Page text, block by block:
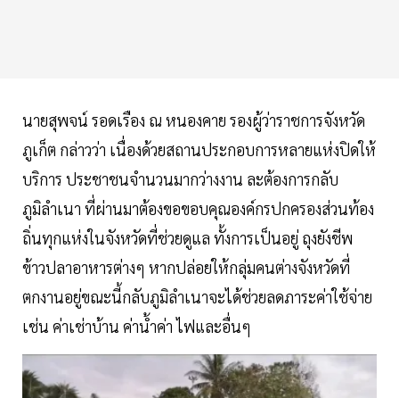
นายสุพจน์ รอดเรือง ณ หนองคาย รองผู้ว่าราชการจังหวัด
ภูเก็ต กล่าวว่า เนื่องด้วยสถานประกอบการหลายแห่งปิดให้
บริการ ประชาชนจำนวนมากว่างงาน ละต้องการกลับ
ภูมิลำเนา ที่ผ่านมาต้องขอขอบคุณองค์กรปกครองส่วนท้อง
ถิ่นทุกแห่งในจังหวัดที่ช่วยดูแล ทั้งการเป็นอยู่ ถุงยังชีพ
ข้าวปลาอาหารต่างๆ หากปล่อยให้กลุ่มคนต่างจังหวัดที่
ตกงานอยู่ขณะนี้กลับภูมิลำเนาจะได้ช่วยลดภาระค่าใช้จ่าย
เช่น ค่าเช่าบ้าน ค่าน้ำค่า ไฟและอื่นๆ